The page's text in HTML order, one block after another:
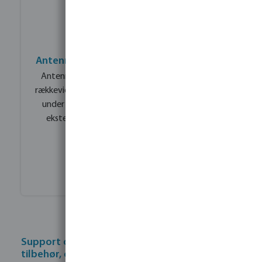
Antenneforlænger til større rækkevidde
Antenneforlængersættet forbedrer systemets
rækkevidde og signalkvalitet. Ved store anlæg eller
under vanskelige installationsforhold sikrer den
eksterne antenne en mere stabil forbindelse.
Support og dokumentation: Installation,
tilbehør, opsætning af appen og fejlfinding